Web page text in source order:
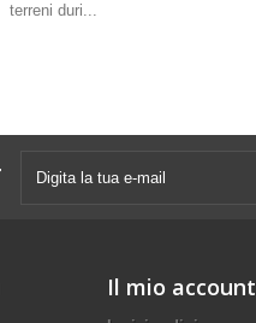
terreni duri...
Il mio account